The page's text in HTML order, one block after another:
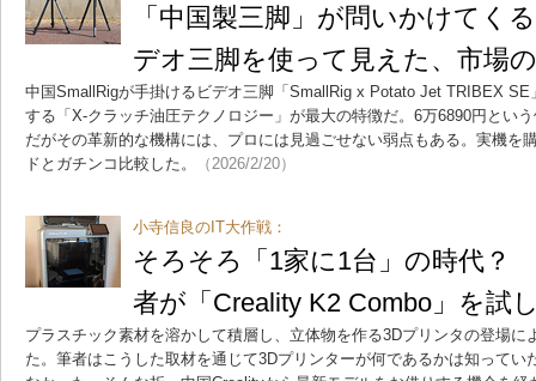
「中国製三脚」が問いかけてく
デオ三脚を使って見えた、市場
中国SmallRigが手掛けるビデオ三脚「SmallRig x Potato Jet TRIBEX
する「X-クラッチ油圧テクノロジー」が最大の特徴だ。6万6890円とい
だがその革新的な機構には、プロには見過ごせない弱点もある。実機を
ドとガチンコ比較した。
（2026/2/20）
小寺信良のIT大作戦：
そろそろ「1家に1台」の時代？
者が「Creality K2 Combo」を試
プラスチック素材を溶かして積層し、立体物を作る3Dプリンタの登場に
た。筆者はこうした取材を通じて3Dプリンターが何であるかは知ってい